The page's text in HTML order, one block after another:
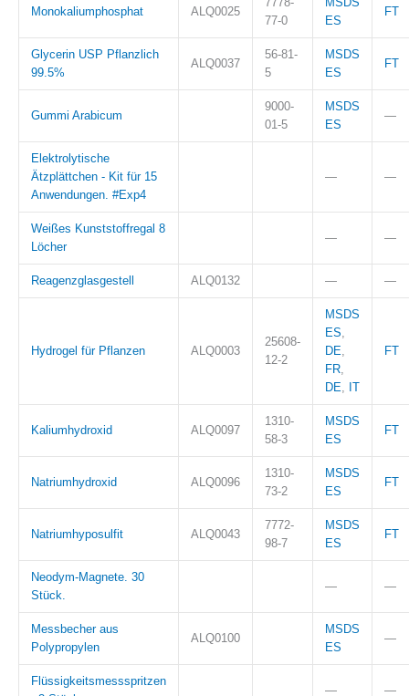
Monokaliumphosphat ALQ0025
77-0
ES
FT
Glycerin USP Pflanzlich
99.5%
ALQ0037
56-81-
5
MSDS
ES
FT
Gummi Arabicum
9000-
01-5
MSDS
ES
—
Elektrolytische
Ätzplättchen - Kit für 15
Anwendungen. #Exp4
— —
Weißes Kunststoffregal 8
Löcher
— —
Reagenzglasgestell ALQ0132 — —
Hydrogel für Pflanzen ALQ0003
25608-
12-2
MSDS
ES,
DE,
FR,
DE, IT
FT
Kaliumhydroxid ALQ0097
1310-
58-3
MSDS
ES
FT
Natriumhydroxid ALQ0096
1310-
73-2
MSDS
ES
FT
Natriumhyposulfit ALQ0043
7772-
98-7
MSDS
ES
FT
Neodym-Magnete. 30
Stück.
— —
Messbecher aus
Polypropylen
ALQ0100
MSDS
ES
—
Flüssigkeitsmessspritzen
— —